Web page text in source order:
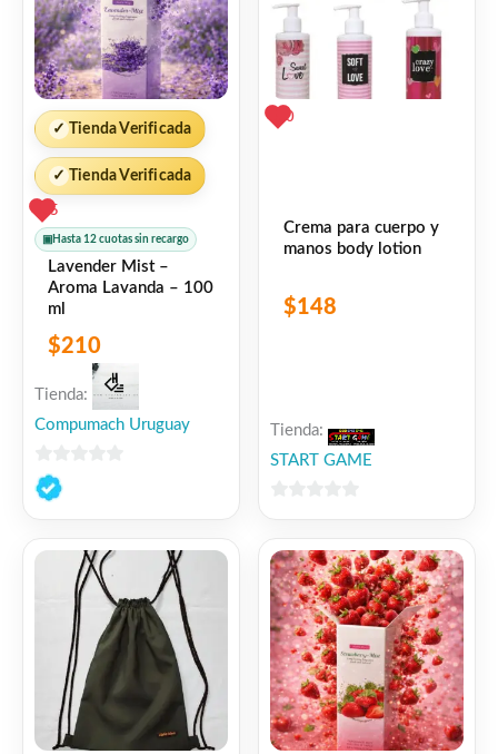
✓ Tienda Verificada
✓ Tienda Verificada
5
▣ Hasta 12 cuotas sin recargo
Lavender Mist –
Aroma Lavanda – 100
ml
$210
Tienda:
Compumach Uruguay
0
de
0
Crema para cuerpo y
manos body lotion
$148
Tienda:
START GAME
5